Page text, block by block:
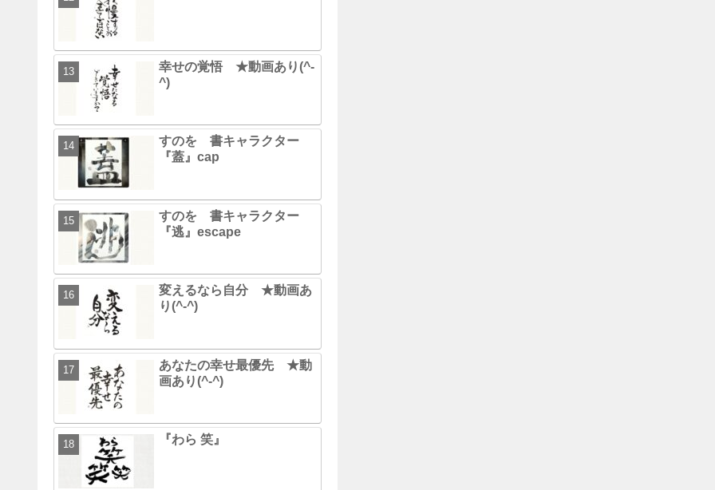
幸せの覚悟 ★動画あり(^-
^)
すのを 書キャラクター
『蓋』cap
すのを 書キャラクター
『逃』escape
変えるなら自分 ★動画あ
り(^-^)
あなたの幸せ最優先 ★動
画あり(^-^)
『わら 笑』